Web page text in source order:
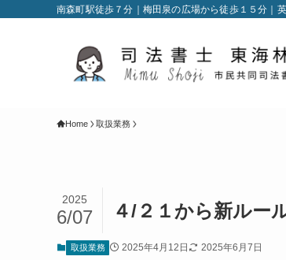
南森町駅徒歩７分｜梅田泉の広場から徒歩１５分｜
Home 取扱業務
４/２１から新ルー
2025
6/07
取扱業務 2025年4月12日 2025年6月7日